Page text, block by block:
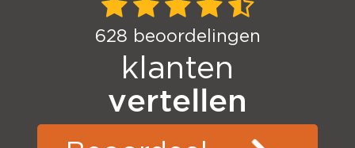
628 beoordelingen
klanten
vertellen